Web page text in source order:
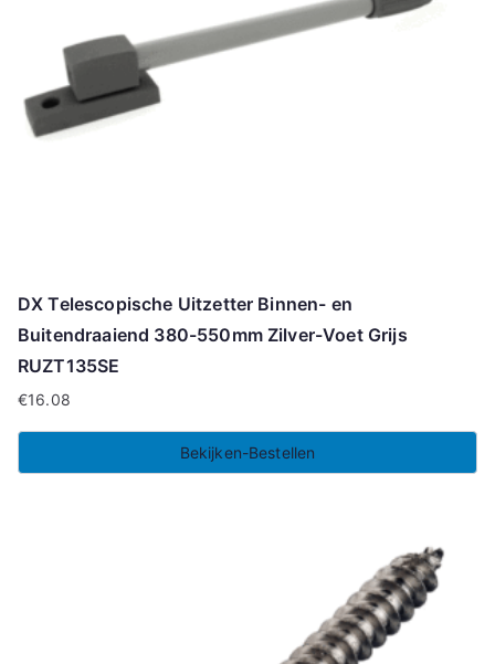
DX Telescopische Uitzetter Binnen- en
Buitendraaiend 380-550mm Zilver-Voet Grijs
RUZT135SE
€16.08
Bekijken-Bestellen